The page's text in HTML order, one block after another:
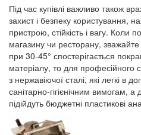
Під час купівлі важливо також
захист і безпеку користування,
пристрою, стійкість і вагу. Коли
магазину чи ресторану,
при 30-45° спостерігається
матеріалу, то для професійного
з нержавіючої сталі, які легкі в
санітарно-гігієнічним вимогам,
підійдуть бюджетні пластикові